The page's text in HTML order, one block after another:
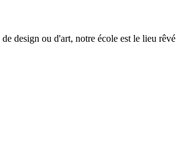
design ou d'art, notre école est le lieu rêvé